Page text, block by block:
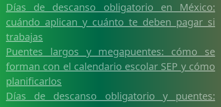
Días de descanso obligatorio en México:
cuándo aplican y cuánto te deben pagar si
trabajas
Puentes largos y megapuentes: cómo se
forman con el calendario escolar SEP y cómo
planificarlos
Días de descanso obligatorio y puentes: